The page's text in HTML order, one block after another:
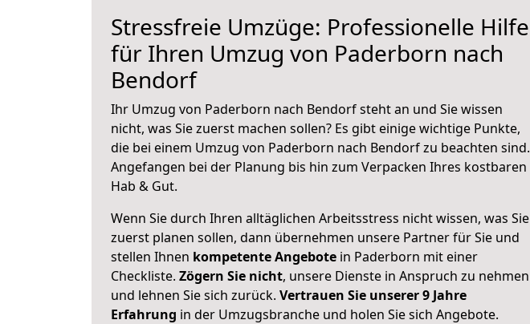
Stressfreie Umzüge: Professionelle Hilfe
für Ihren Umzug von Paderborn nach
Bendorf
Ihr Umzug von Paderborn nach Bendorf steht an und Sie wissen
nicht, was Sie zuerst machen sollen? Es gibt einige wichtige Punkte,
die bei einem Umzug von Paderborn nach Bendorf zu beachten sind.
Angefangen bei der Planung bis hin zum Verpacken Ihres kostbaren
Hab & Gut.
Wenn Sie durch Ihren alltäglichen Arbeitsstress nicht wissen, was Sie
zuerst planen sollen, dann übernehmen unsere Partner für Sie und
stellen Ihnen kompetente Angebote in Paderborn mit einer
Checkliste. Zögern Sie nicht, unsere Dienste in Anspruch zu nehmen
und lehnen Sie sich zurück. Vertrauen Sie unserer 9 Jahre
Erfahrung in der Umzugsbranche und holen Sie sich Angebote.